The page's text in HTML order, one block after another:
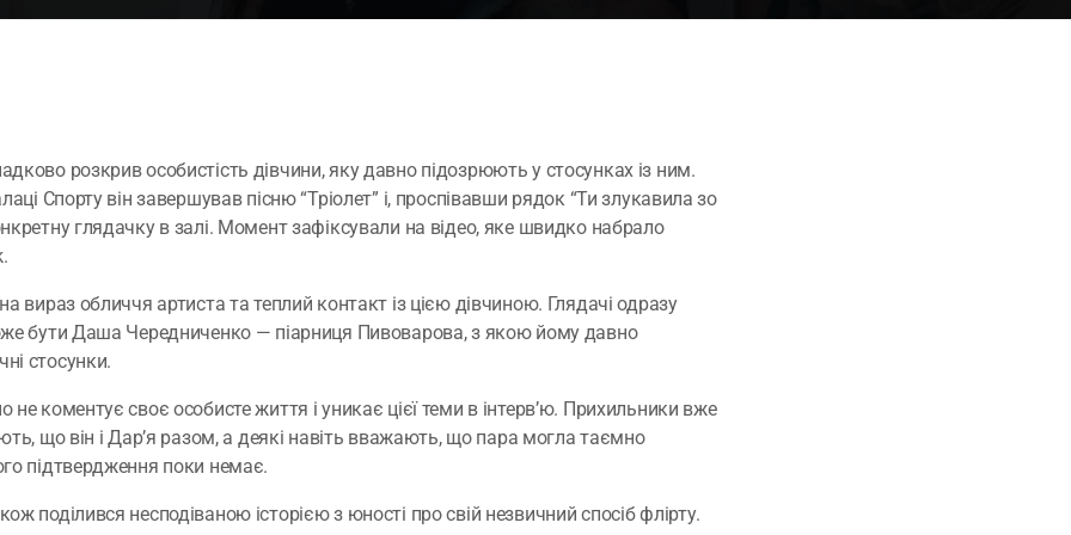
розкрив особистість дівчини, яку давно підозрюють у стосунках із ним.
Спорту він завершував пісню “Тріолет” і, проспівавши рядок “Ти злукавила зо
глядачку в залі. Момент зафіксували на відео, яке швидко набрало
вираз обличчя артиста та теплий контакт із цією дівчиною. Глядачі одразу
бути Даша Чередниченко — піарниця Пивоварова, з якою йому давно
стосунки.
не коментує своє особисте життя і уникає цієї теми в інтерв’ю. Прихильники вже
що він і Дар’я разом, а деякі навіть вважають, що пара могла таємно
підтвердження поки немає.
поділився несподіваною історією з юності про свій незвичний спосіб флірту.